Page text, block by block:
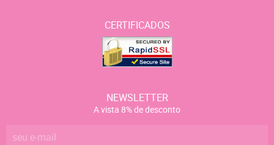
CERTIFICADOS
NEWSLETTER
A vista 8% de desconto